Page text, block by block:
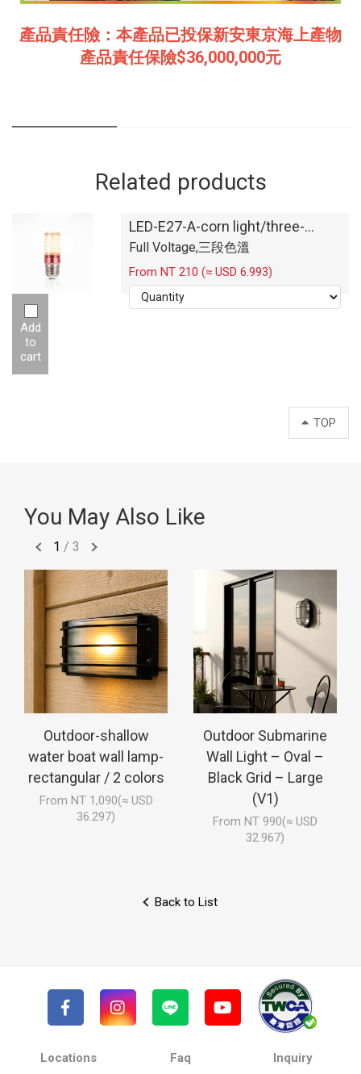
產品責任險：本產品已投保新安東京海上產物
產品責任保險$36,000,000元
Related products
LED-E27-A-corn light/three-
segment color temperature
-12W
Full Voltage,三段色溫
From NT 210 (≈ USD 6.993)
Add
to
cart
TOP
You May Also Like
1 / 3
Outdoor-shallow
water boat wall lamp-
rectangular / 2 colors
From NT 1,090(≈ USD
36.297)
Outdoor Submarine
Wall Light – Oval –
Black Grid – Large
(V1)
From NT 990(≈ USD
32.967)
Back to List
Locations Faq Inquiry